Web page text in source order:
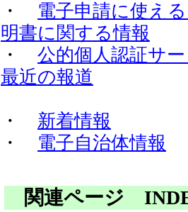
・ 電子申請に使え
明書に関する情報
・ 公的個人認証サ
最近の報道
・ 新着情報
・ 電子自治体情報
関連ページ